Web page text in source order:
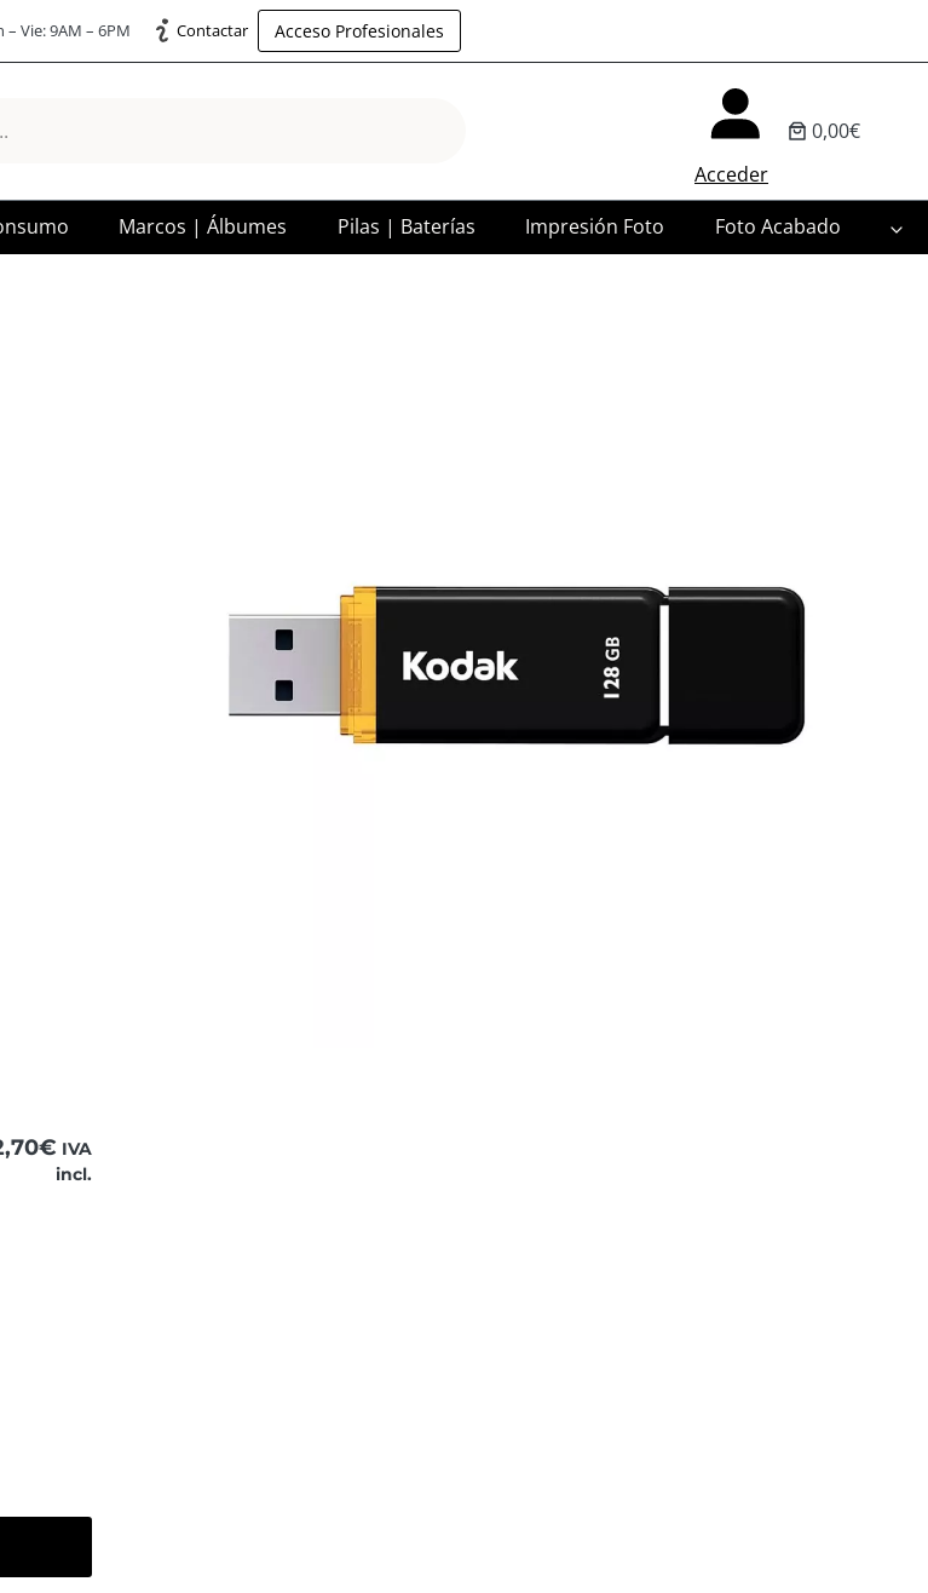
– Vie: 9AM – 6PM Contactar Acceso Profesionales
Acceder
0,00€
Marcos | Álbumes Pilas | Baterías Impresión Foto Foto Acabado
€ IVA
incl.
para ver el contenido completo.